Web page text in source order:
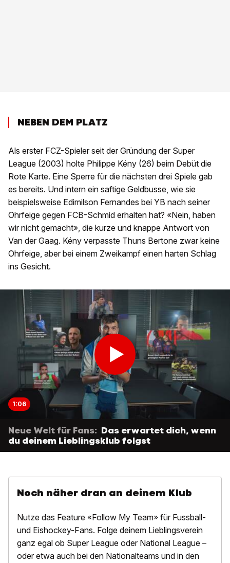
NEBEN DEM PLATZ
Als erster FCZ-Spieler seit der Gründung der Super
League (2003) holte Philippe Kény (26) beim Debüt die
Rote Karte. Eine Sperre für die nächsten drei Spiele gab
es bereits. Und intern ein saftige Geldbusse, wie sie
beispielsweise Edimilson Fernandes bei YB nach seiner
Ohrfeige gegen FCB-Schmid erhalten hat? «Nein, haben
wir nicht gemacht», die kurze und knappe Antwort von
Van der Gaag. Kény verpasste Thuns Bertone zwar keine
Ohrfeige, aber bei einem Zweikampf einen harten Schlag
ins Gesicht.
1:06
Neue Welt für Fans: Das erwartet dich, wenn
du deinem Lieblingsklub folgst
Noch näher dran an deinem Klub
Nutze das Feature «Follow My Team» für Fussball-
und Eishockey-Fans. Folge deinem Lieblingsverein
ganz egal ob Super League oder National League –
oder etwa auch bei den Nationalteams und in den